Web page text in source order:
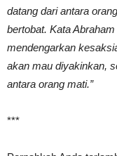
datang dari antara
bertobat. Kata
mendengarkan
akan mau diyakinkan,
antara orang mati.”
***